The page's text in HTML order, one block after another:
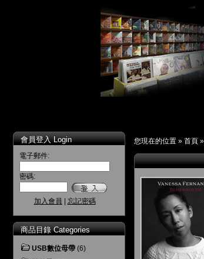
會員登入 Login
電子郵件:
密碼:
加入會員 忘記密碼
商品目錄 Categories
USB數位母帶 (6)
您現在的位置 » 首頁 »